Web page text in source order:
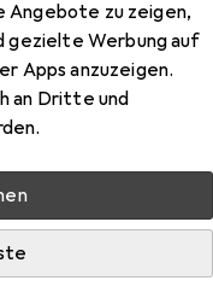
Angebote zu zeigen,
gezielte Werbung auf
Apps anzuzeigen.
an Dritte und
Produkt
mit Glasdeckel, 6-
Zubehör
Kochgeschirr